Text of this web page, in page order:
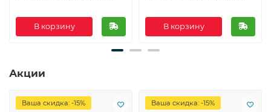
В корзину В корзину
Акции
Ваша скидка: -15% Ваша скидка: -15%